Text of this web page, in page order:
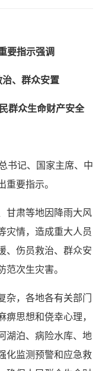
要指示强调
、群众安置
群众生命财产安全
书记、国家主席、中
要指示。
甘肃等地因降雨大风
灾情，造成重大人员
、伤员救治、群众安
次生灾害。
杂，各地各有关部门
思想和侥幸心理，
湖泊、病险水库、地
化监测预警和应急救